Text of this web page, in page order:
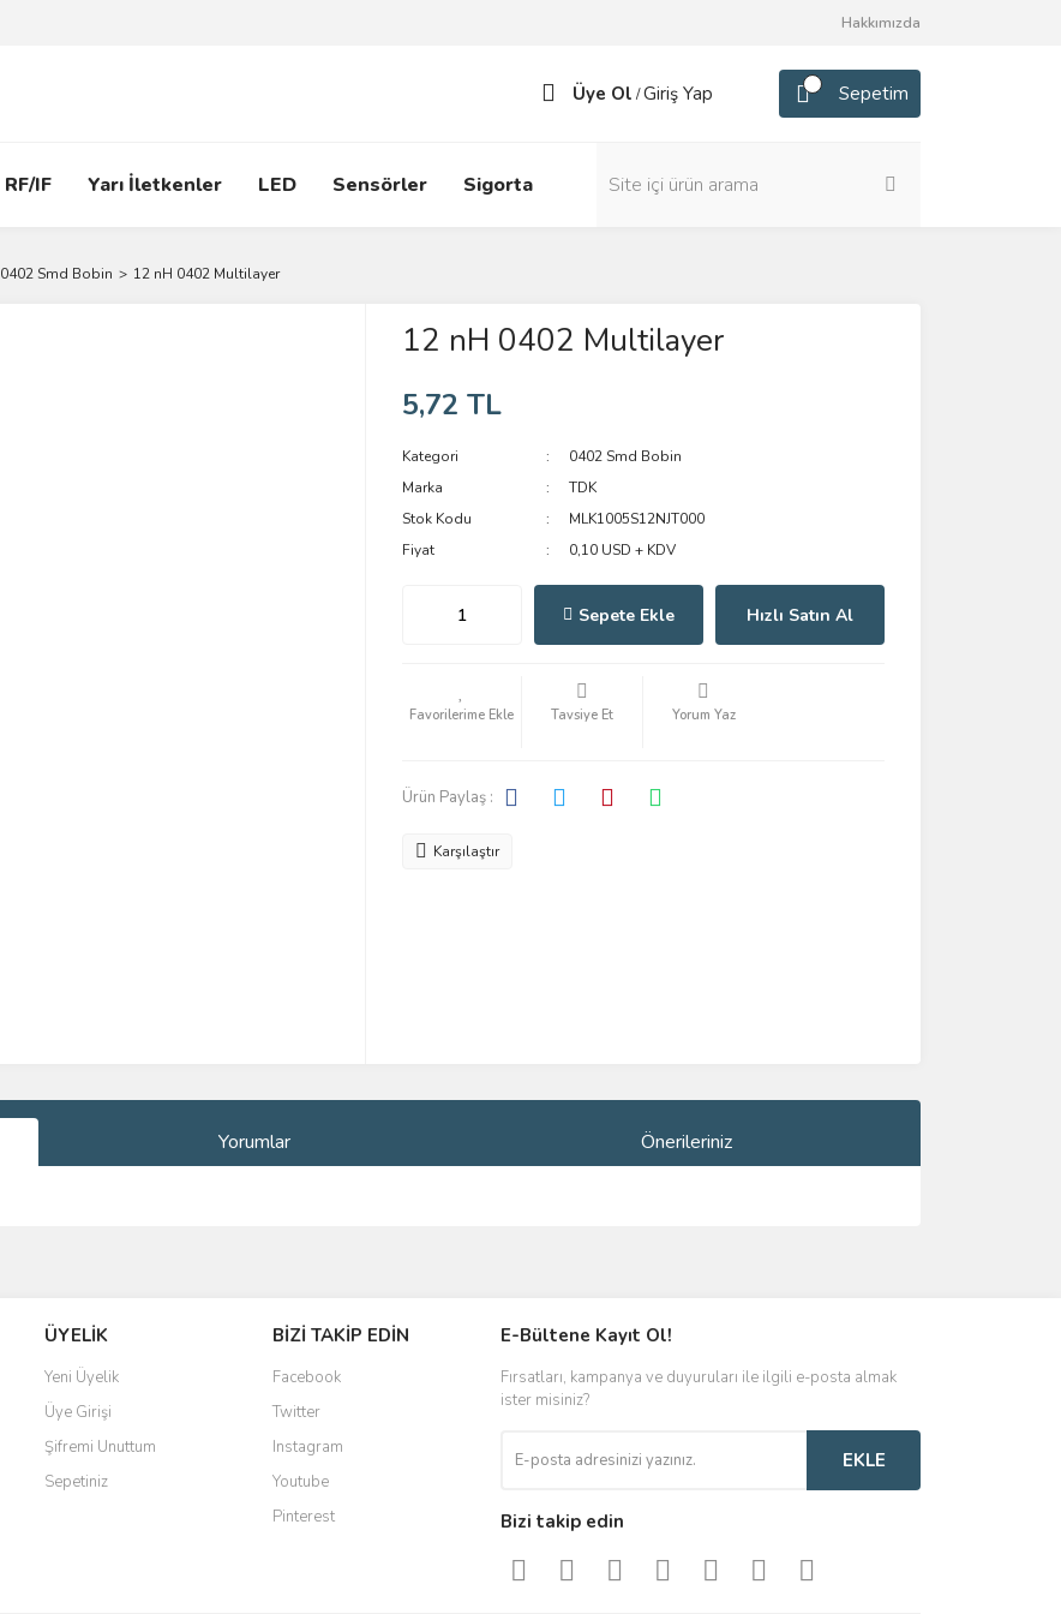
Hakkımızda
Üye Ol /Giriş Yap Sepetim
RF/IF Yarı İletkenler LED Sensörler Sigorta
0402 Smd Bobin 12 nH 0402 Multilayer
12 nH 0402 Multilayer
5,72 TL
Kategori
0402 Smd Bobin
Marka
TDK
Stok Kodu
MLK1005S12NJT000
Fiyat
0,10 USD + KDV
Sepete Ekle Hızlı Satın Al
Tavsiye Et Yorum Yaz
Ürün Paylaş :
Karşılaştır
Yorumlar Önerileriniz
ÜYELİK
Yeni Üyelik
Üye Girişi
Şifremi Unuttum
Sepetiniz
BİZİ TAKİP EDİN
Facebook
Twitter
Instagram
Youtube
Pinterest
E-Bültene Kayıt Ol!
Fırsatları, kampanya ve duyuruları ile ilgili e-posta almak
ister misiniz?
EKLE
Bizi takip edin